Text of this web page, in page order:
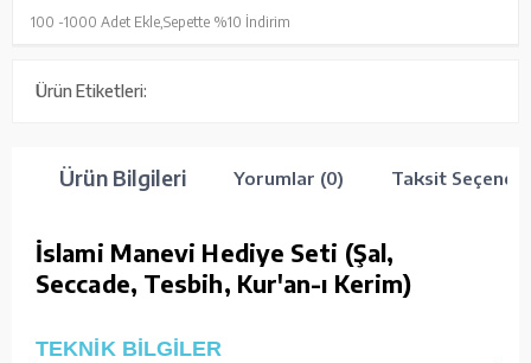
100 -1000 Adet Ekle, Sepette %10 İndirim
Ürün Etiketleri:
Ürün Bilgileri Yorumlar (0) Taksit
İslami Manevi Hediye Seti (Şal,
Seccade, Tesbih, Kur'an-ı Kerim)
TEKNİK BİLGİLER